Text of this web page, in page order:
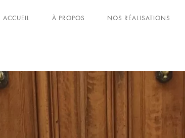
ACCUEIL À PROPOS NOS RÉALISATIONS